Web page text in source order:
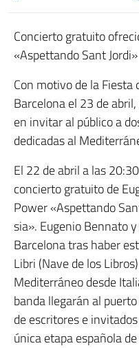
Concierto gratuito
«Aspettando Sant Jordi»
Con motivo de la Fiesta
Barcelona el 23 de
en invitar al público a
dedicadas al
El 22 de abril a las
concierto gratuito de
Power «Aspettando
sia». Eugenio Bennato
Barcelona tras haber
Libri (Nave de los
Mediterráneo desde
banda llegarán al
de escritores e
única etapa española